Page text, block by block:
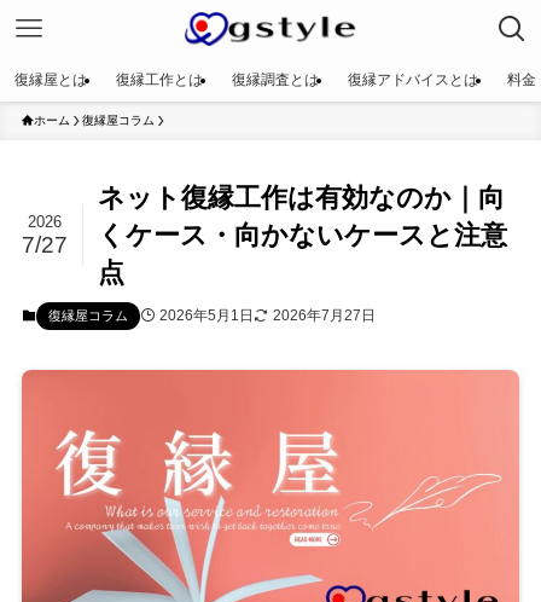
復縁屋とは 復縁工作とは 復縁調査とは 復縁アドバイスとは 料金
ホーム 復縁屋コラム
ネット復縁工作は有効なのか｜向
くケース・向かないケースと注意
点
2026
7/27
復縁屋コラム 2026年5月1日 2026年7月27日